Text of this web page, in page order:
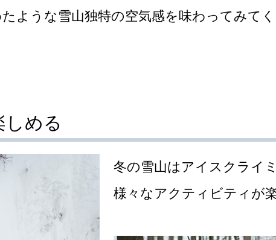
ような雪山独特の空気感を味わってみてく
める
冬の雪山はアイスクライ
様々なアクティビティが